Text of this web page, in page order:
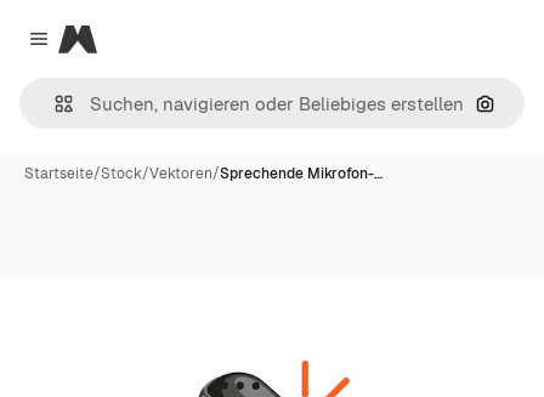
Close menu
Magnific
Nach
Startseite/Stock/Vektoren/Sprechende Mikrofon-…